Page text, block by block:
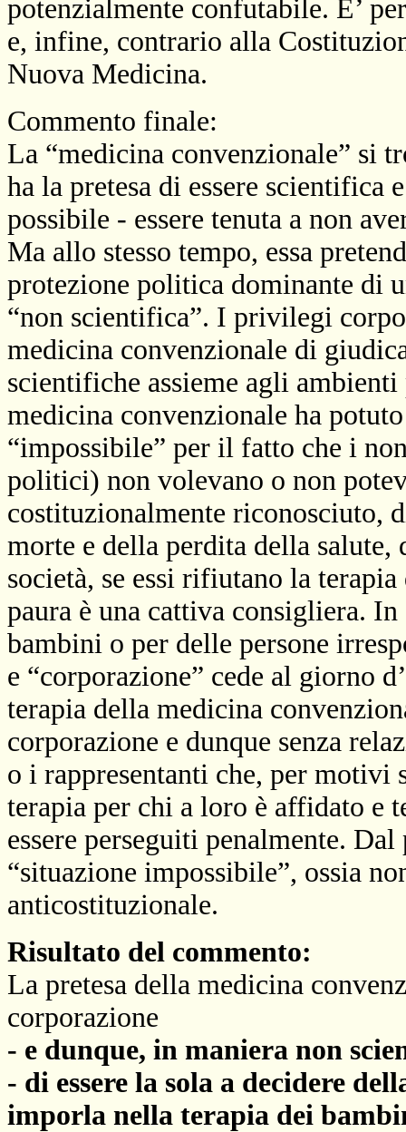
potenzialmente confutabile. E’
e, infine, contrario alla
Nuova Medicina.
Commento finale:
La “medicina convenzionale” si
ha la pretesa di essere scientifica
possibile - essere tenuta a non
Ma allo stesso tempo, essa
protezione politica dominante di
“non scientifica”. I privilegi
medicina convenzionale di
scientifiche assieme agli
medicina convenzionale ha
“impossibile” per il fatto che i
politici) non volevano o non
costituzionalmente riconosciuto,
morte e della perdita della
società, se essi rifiutano la
paura è una cattiva consigliera.
bambini o per delle persone
e “corporazione” cede al giorno
terapia della medicina
corporazione e dunque senza
o i rappresentanti che, per
terapia per chi a loro è affidato e
essere perseguiti penalmente.
“situazione impossibile”, ossia
anticostituzionale.
Risultato del commento:
La pretesa della medicina
corporazione
- e dunque, in maniera non
- di essere la sola a decidere
imporla nella terapia dei